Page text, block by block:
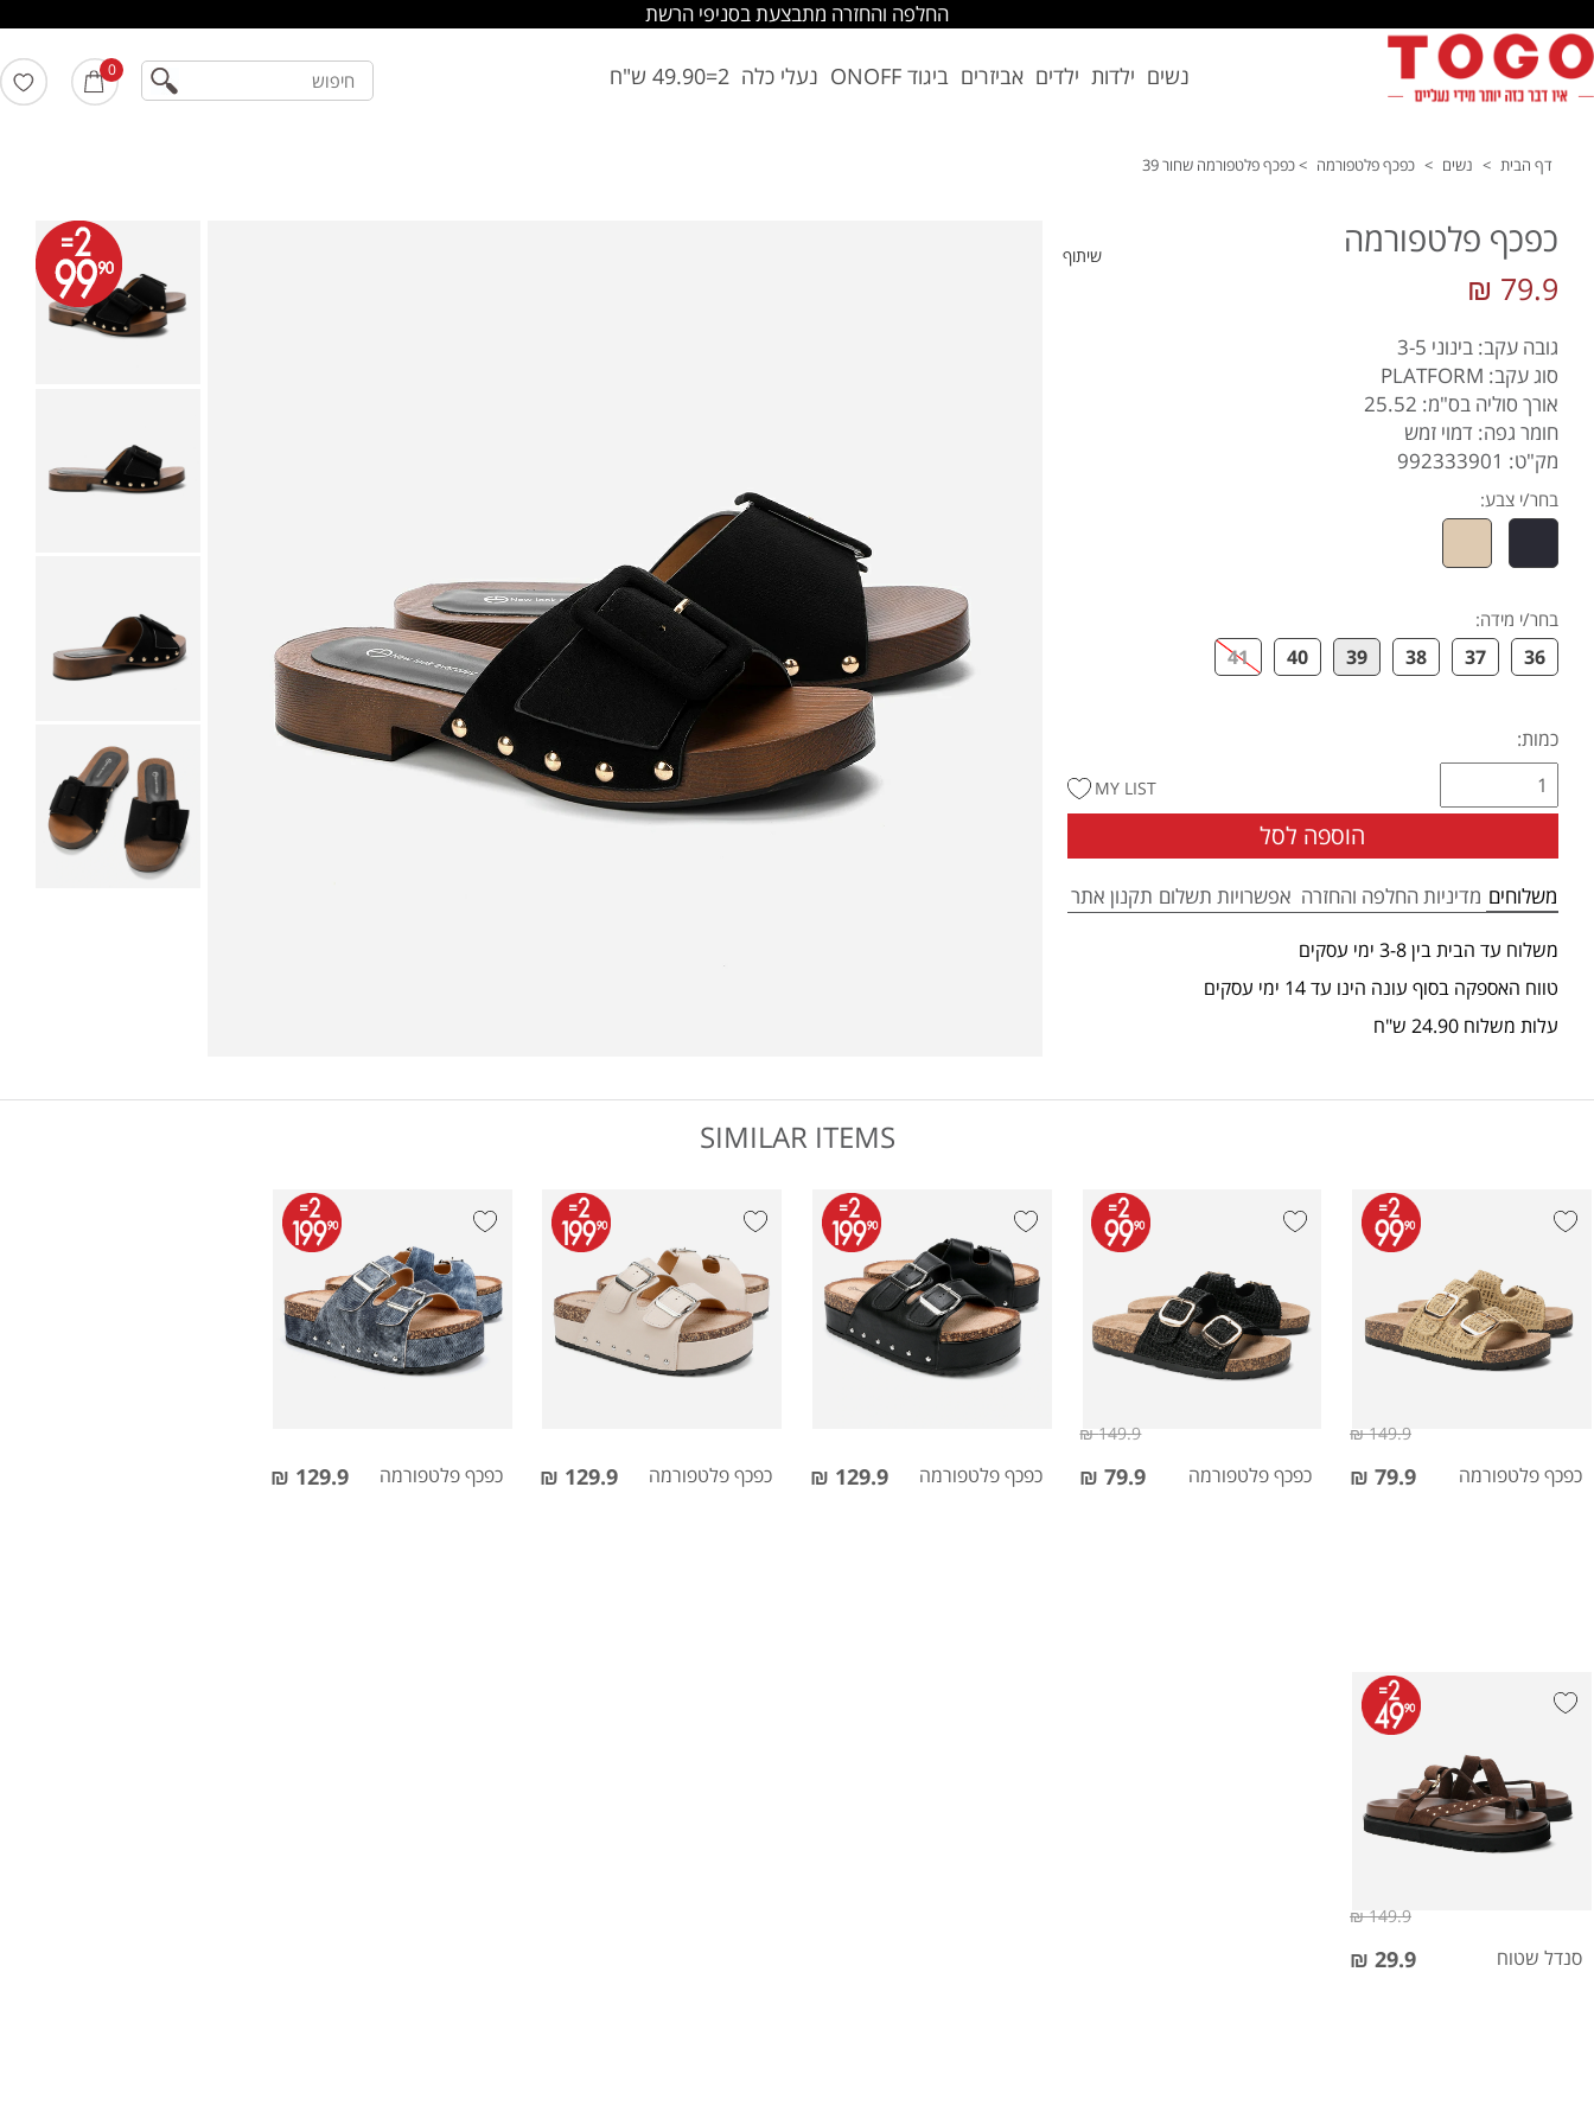
החלפה והחזרה מתבצעת בסניפי הרשת
נשים ילדות ילדים אביזרים ביגוד ONOFF נעלי כלה 2=49.90 ש"ח 0 חיפוש
דף הבית > נשים > כפכף פלטפורמה >כפכף פלטפורמה שחור 39
שיתוף כפכף פלטפורמה
79.9 ₪
גובה עקב: בינוני 3-5
סוג עקב: PLATFORM
אורך סוליה בס"מ: 25.52
חומר גפה: דמוי זמש
מק"ט: 992333901
בחר/י צבע:
בחר/י מידה:
36
37
38
39
40
41
כמות:
הוספה לסל
MY LIST
משלוחים מדיניות החלפה והחזרה אפשרויות תשלום תקנון אתר
משלוח עד הבית בין 3-8 ימי עסקים
טווח האספקה בסוף עונה הינו עד 14 ימי עסקים
עלות משלוח 24.90 ש"ח
SIMILAR ITEMS
כפכף פלטפורמה 79.9 ₪
149.9 ₪
כפכף פלטפורמה 79.9 ₪
149.9 ₪
כפכף פלטפורמה 129.9 ₪ כפכף פלטפורמה 129.9 ₪ כפכף פלטפורמה 129.9 ₪
סנדל שטוח 29.9 ₪
149.9 ₪